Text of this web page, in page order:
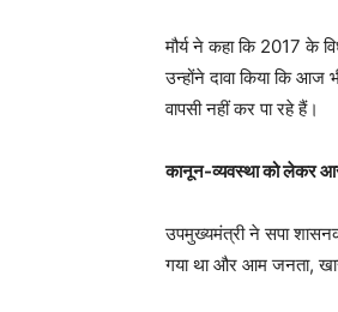
मौर्य ने कहा कि 2017 के
उन्होंने दावा किया कि आज
वापसी नहीं कर पा रहे हैं।
कानून-व्यवस्था को लेकर
उपमुख्यमंत्री ने सपा
गया था और आम जनता,